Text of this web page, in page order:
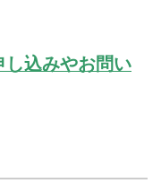
し込みやお問い